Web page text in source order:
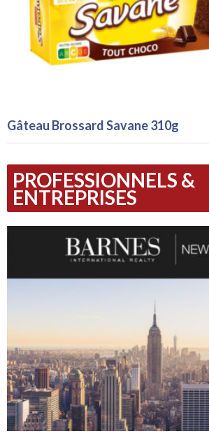
Gâteau Brossard Savane 310g
PROFESSIONNELS &
ENTREPRISES